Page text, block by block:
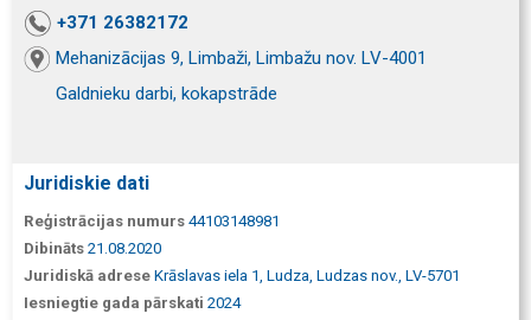
+371 26382172
Mehanizācijas 9, Limbaži, Limbažu nov. LV-4001
Galdnieku darbi, kokapstrāde
Juridiskie dati
Reģistrācijas numurs 44103148981
Dibināts 21.08.2020
Juridiskā adrese Krāslavas iela 1, Ludza, Ludzas nov., LV-5701
Iesniegtie gada pārskati 2024